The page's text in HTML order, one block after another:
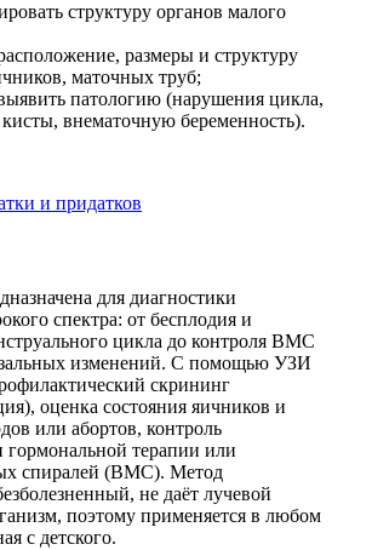
структуру органов малого
размеры и структуру
маточных труб;
патологию (нарушения цикла,
внематочную беременность).
для диагностики
спектра: от бесплодия и
цикла до контроля ВМС
изменений. С помощью УЗИ
скрининг
оценка состояния яичников и
или абортов, контроль
гормональной терапии или
спиралей (ВМС). Метод
не даёт лучевой
поэтому применяется в любом
с детского.